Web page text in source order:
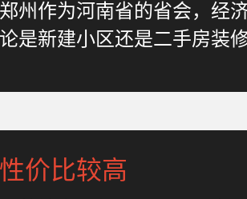
州作为河南省的省会，经
是新建小区还是二手房装
主要集中
价比较高